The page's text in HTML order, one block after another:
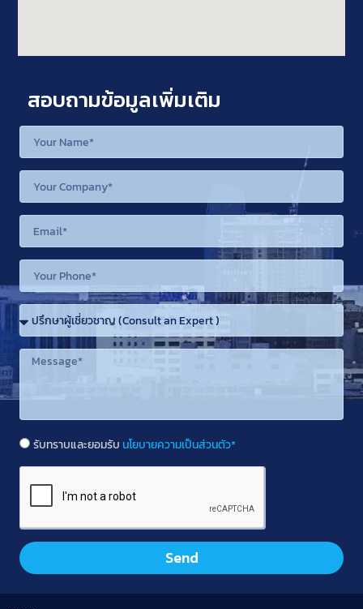
สอบถามข้อมูลเพิ่มเติม
รับทราบและยอมรับ นโยบายความเป็นส่วนตัว*
Send